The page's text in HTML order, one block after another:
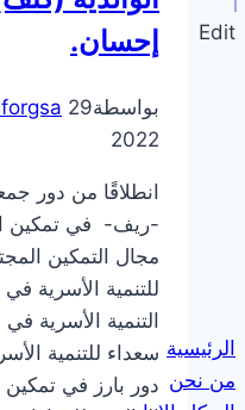
Edit
الرئيسية
من نحن
إحسان.
بواسطة29 نوفمبر، 2022
2022
انطلاقًا من دور
-ريف- في تمكين
مجال التمكين
للتنمية الأسرية
التنمية الأسرية
سعداء للتنمية
دور بارز في تمكين